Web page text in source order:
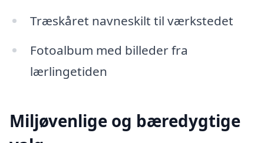
Træskåret navneskilt til værkstedet
Fotoalbum med billeder fra
lærlingetiden
Miljøvenlige og bæredygtige